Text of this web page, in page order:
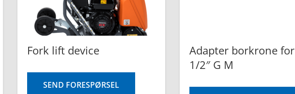
Fork lift device
SEND FORESPØRSEL
Adapter borkrone for
1/2″ G M